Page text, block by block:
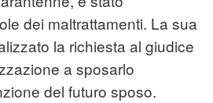
dei maltrattamenti. La sua
la richiesta al giudice
a sposarlo
del futuro sposo.